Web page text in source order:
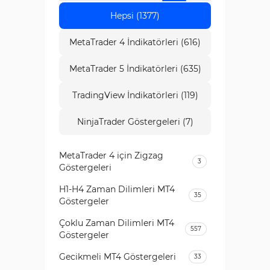
Hepsi (1377)
MetaTrader 4 İndikatörleri (616)
MetaTrader 5 İndikatörleri (635)
TradingView İndikatörleri (119)
NinjaTrader Göstergeleri (7)
MetaTrader 4 için Zigzag
Göstergeleri
3
H1-H4 Zaman Dilimleri MT4
Göstergeler
35
Çoklu Zaman Dilimleri MT4
Göstergeler
557
Gecikmeli MT4 Göstergeleri 33